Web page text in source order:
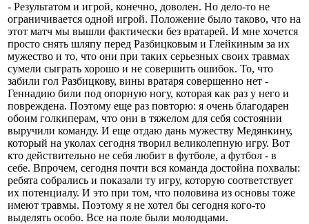
- Результатом и игрой, конечно, доволен. Но дело-то не
ограничивается одной игрой. Положение было таково, что на
этот матч мы вышли фактически без вратарей. И мне хочется
просто снять шляпу перед Разбицковым и Глейкиным за их
мужество и то, что они при таких серьезных своих травмах
сумели сыграть хорошо и не совершить ошибок. То, что
забили гол Разбицкову, вины вратаря совершенно нет -
Геннадию били под опорную ногу, которая как раз у него и
повреждена. Поэтому еще раз повторю: я очень благодарен
обоим голкиперам, что они в тяжелом для себя состоянии
выручили команду. И еще отдаю дань мужеству Медянкину,
который на уколах сегодня творил великолепную игру. Вот
кто действительно не себя любит в футболе, а футбол - в
себе. Впрочем, сегодня почти вся команда достойна похвалы:
ребята собрались и показали ту игру, которую соответствует
их потенциалу. И это при том, что половина из основы тоже
имеют травмы. Поэтому я не хотел бы сегодня кого-то
выделять особо. Все на поле были молодцами.